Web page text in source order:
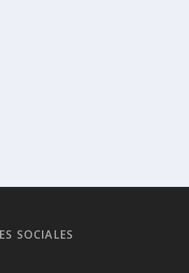
SOCIALES